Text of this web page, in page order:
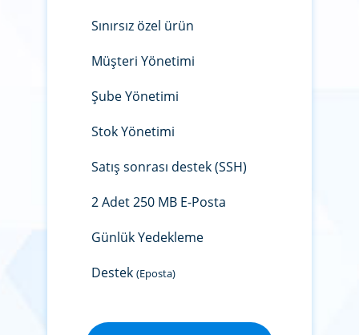
Sınırsız özel ürün
Müşteri Yönetimi
Şube Yönetimi
Stok Yönetimi
Satış sonrası destek (SSH)
2 Adet 250 MB E-Posta
Günlük Yedekleme
Destek (Eposta)